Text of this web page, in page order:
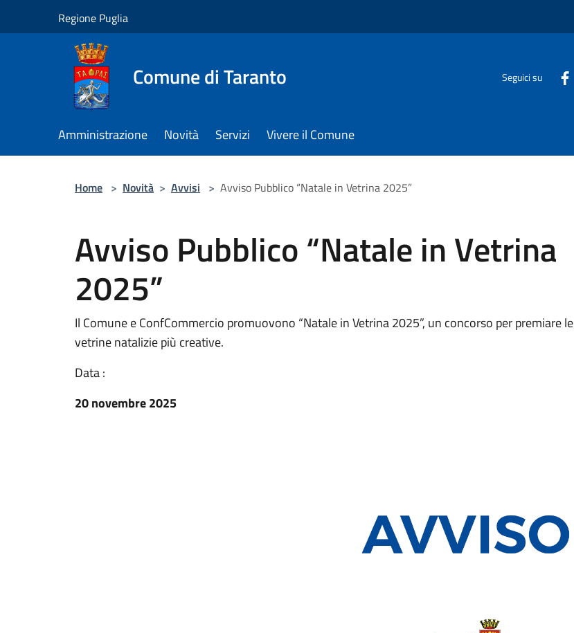
Regione Puglia
Comune di Taranto Seguici su
Amministrazione Novità Servizi Vivere il Comune
Home > Novità > Avvisi > Avviso Pubblico “Natale in Vetrina 2025”
Avviso Pubblico “Natale in Vetrina
2025”
Il Comune e ConfCommercio promuovono “Natale in Vetrina 2025”, un concorso per premiare le
vetrine natalizie più creative.
Data :
20 novembre 2025